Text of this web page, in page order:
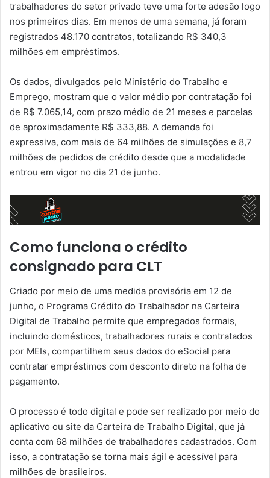
trabalhadores do setor privado teve uma forte adesão logo
nos primeiros dias. Em menos de uma semana, já foram
registrados 48.170 contratos, totalizando R$ 340,3
milhões em empréstimos.
Os dados, divulgados pelo Ministério do Trabalho e
Emprego, mostram que o valor médio por contratação foi
de R$ 7.065,14, com prazo médio de 21 meses e parcelas
de aproximadamente R$ 333,88. A demanda foi
expressiva, com mais de 64 milhões de simulações e 8,7
milhões de pedidos de crédito desde que a modalidade
entrou em vigor no dia 21 de junho.
Como funciona o crédito
consignado para CLT
Criado por meio de uma medida provisória em 12 de
junho, o Programa Crédito do Trabalhador na Carteira
Digital de Trabalho permite que empregados formais,
incluindo domésticos, trabalhadores rurais e contratados
por MEIs, compartilhem seus dados do eSocial para
contratar empréstimos com desconto direto na folha de
pagamento.
O processo é todo digital e pode ser realizado por meio do
aplicativo ou site da Carteira de Trabalho Digital, que já
conta com 68 milhões de trabalhadores cadastrados. Com
isso, a contratação se torna mais ágil e acessível para
milhões de brasileiros.